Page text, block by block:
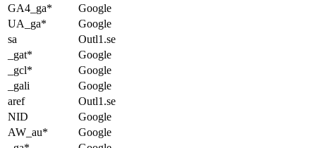
GA4_ga*
Google
UA_ga*
Google
sa
Outl1.se
_gat*
Google
_gcl*
Google
_gali
Google
aref
Outl1.se
NID
Google
AW_au*
Google